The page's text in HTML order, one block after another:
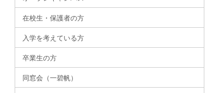
在校生・保護者の方
入学を考えている方
卒業生の方
同窓会（一碧帆）